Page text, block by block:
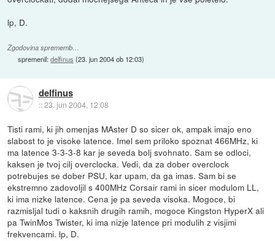
lp, D.
Zgodovina sprememb…
spremenil:delfinus (23. jun 2004 ob 12:03)
delfinus
::23. jun 2004, 12:08
Tisti rami, ki jih omenjas MAster D so sicer ok, ampak imajo eno
slabost to je visoke latence. Imel sem priloko spoznat 466MHz, ki
ma latence 3-3-3-8 kar je seveda bolj svohnato. Sam se odloci,
kaksen je tvoj cilj overclocka. Vedi, da za dober overclock
potrebujes se dober PSU, kar upam, da ga imas. Sam bi se
ekstremno zadovoljil s 400MHz Corsair rami in sicer modulom LL,
ki ima nizke latence. Cena je pa seveda visoka. Mogoce, bi
razmisljal tudi o kaksnih drugih ramih, mogoce Kingston HyperX ali
pa TwinMos Twister, ki ima nizje latence pri modulih z visjimi
frekvencami. lp, D.